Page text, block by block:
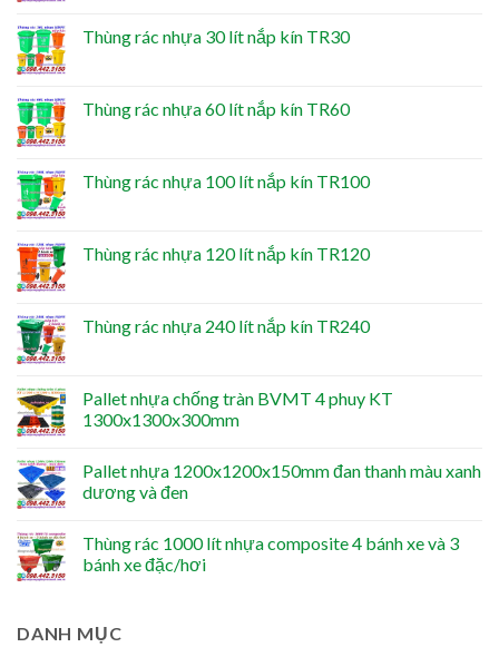
Thùng rác nhựa 30 lít nắp kín TR30
Thùng rác nhựa 60 lít nắp kín TR60
Thùng rác nhựa 100 lít nắp kín TR100
Thùng rác nhựa 120 lít nắp kín TR120
Thùng rác nhựa 240 lít nắp kín TR240
Pallet nhựa chống tràn BVMT 4 phuy KT
1300x1300x300mm
Pallet nhựa 1200x1200x150mm đan thanh màu xanh
dương và đen
Thùng rác 1000 lít nhựa composite 4 bánh xe và 3
bánh xe đặc/hơi
DANH MỤC